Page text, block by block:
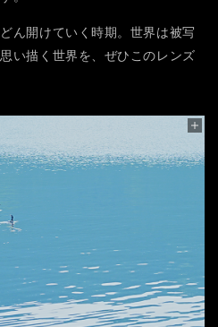
ん開けていく時期。世界は被写
い描く世界を、ぜひこのレンズ